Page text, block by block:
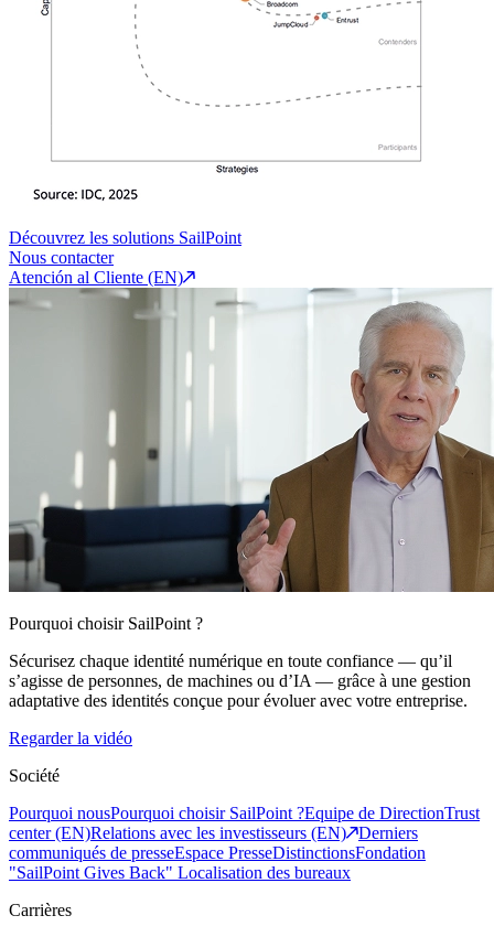
Découvrez les solutions SailPoint
Nous contacter
Atención al Cliente (EN)
Pourquoi choisir SailPoint ?
Sécurisez chaque identité numérique en toute confiance — qu’il
s’agisse de personnes, de machines ou d’IA — grâce à une gestion
adaptative des identités conçue pour évoluer avec votre entreprise.
Regarder la vidéo
Société
Pourquoi nousPourquoi choisir SailPoint ?Equipe de DirectionTrust
center (EN)Relations avec les investisseurs (EN)
Derniers
communiqués de presseEspace PresseDistinctionsFondation
"SailPoint Gives Back" Localisation des bureaux
Carrières